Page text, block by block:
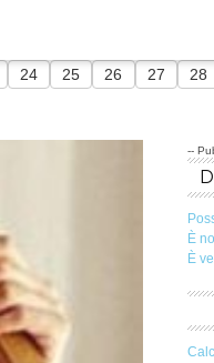
24 25 26 27 28
--
È
È